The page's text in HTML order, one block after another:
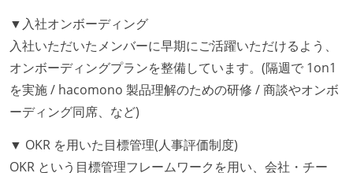
アジャイル実践状況
1ヶ月以下の短い期間でのイテレーション開発を実践
している
デイリーでスタンドアップミーティング、またはそれ
に準じるチーム内の打ち合わせを行っている
イテレーションの最後などに、定期的にチームでふり
かえりミーティングを行っている
▼入社オンボーディング
入社いただいたメンバーに早期にご活躍いただけるよう、
オンボーディングプランを整備しています。(隔週で 1on1
を実施 / hacomono 製品理解のための研修 / 商談やオンボ
ーディング同席、など)
▼ OKR を用いた目標管理(人事評価制度)
OKR という目標管理フレームワークを用い、会社・チー